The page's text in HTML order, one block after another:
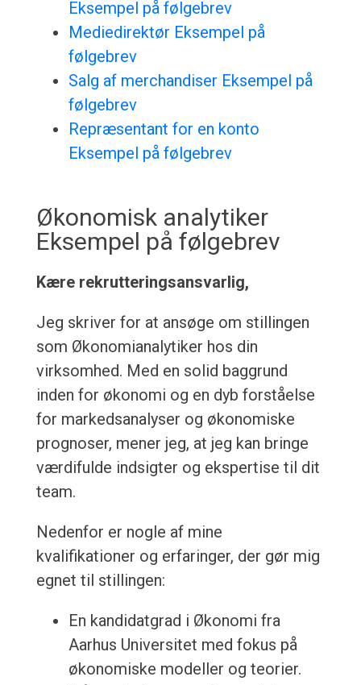
Eksempel på følgebrev
Mediedirektør Eksempel på
følgebrev
Salg af merchandiser Eksempel på
følgebrev
Repræsentant for en konto
Eksempel på følgebrev
Økonomisk analytiker
Eksempel på følgebrev
Kære rekrutteringsansvarlig,
Jeg skriver for at ansøge om stillingen
som Økonomianalytiker hos din
virksomhed. Med en solid baggrund
inden for økonomi og en dyb forståelse
for markedsanalyser og økonomiske
prognoser, mener jeg, at jeg kan bringe
værdifulde indsigter og ekspertise til dit
team.
Nedenfor er nogle af mine
kvalifikationer og erfaringer, der gør mig
egnet til stillingen:
En kandidatgrad i Økonomi fra
Aarhus Universitet med fokus på
økonomiske modeller og teorier.